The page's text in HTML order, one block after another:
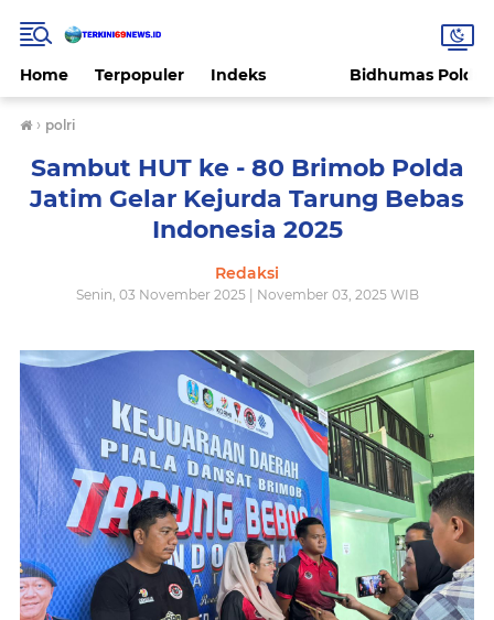
Home Terpopuler Indeks Bidhumas Polda
› polri
Sambut HUT ke - 80 Brimob Polda
Jatim Gelar Kejurda Tarung Bebas
Indonesia 2025
Redaksi
Senin, 03 November 2025 | November 03, 2025 WIB